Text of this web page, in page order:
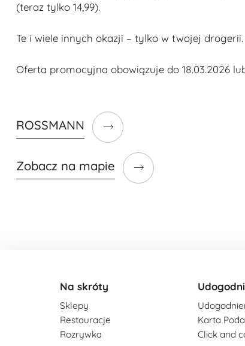
(teraz tylko 14,99).
Te i wiele innych okazji – tylko w twojej drogerii.
Oferta promocyjna obowiązuje do 18.03.2026
ROSSMANN
Zobacz na mapie
Na skróty
Sklepy
Restauracje
Rozrywka
Karta
Click and